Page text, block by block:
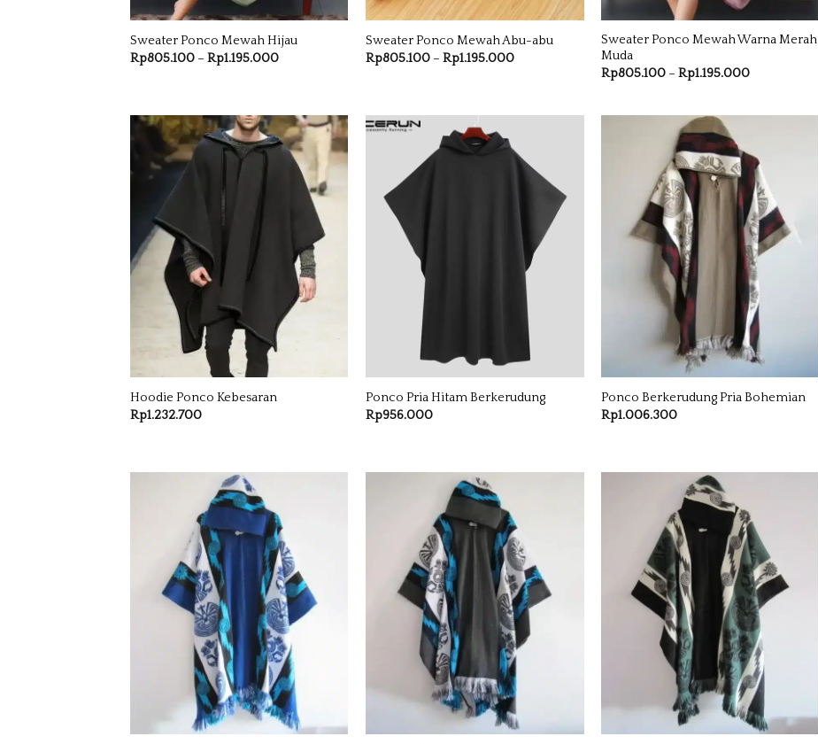
Sweater Ponco Mewah Hijau
Rp805.100 – Rp1.195.000Rentang
Sweater Ponco Mewah Abu-abu
Rp805.100 – Rp1.195.000Rentang
Sweater Ponco Mewah Warna Merah
Muda
Rp805.100 – Rp1.195.000Rentang
Hoodie Ponco Kebesaran
Rp1.232.700
Ponco Pria Hitam Berkerudung
Rp956.000
Ponco Berkerudung Pria Bohemian
Rp1.006.300